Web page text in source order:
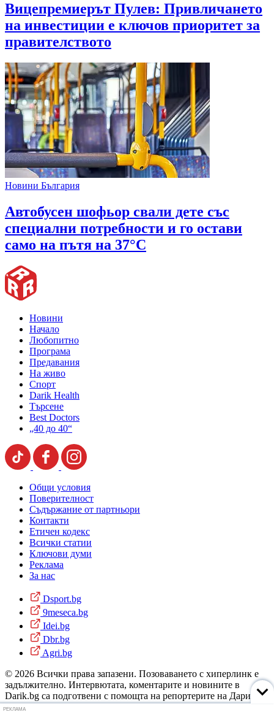
Вицепремиерът Пулев: Привличането
на инвестиции е ключов приоритет за
правителството
Новини България
Автобусен шофьор свали дете със
специални потребности и го остави
само на пътя на 37°C
Новини
Начало
Любопитно
Програма
Предавания
На живо
Спорт
Darik Health
Търсене
Best Doctors
„40 до 40“
Общи условия
Поверителност
Съдържание от партньори
Контакти
Етичен кодекс
Всички статии
Ключови думи
Реклама
За нас
Dsport.bg
9meseca.bg
Idei.bg
Dbr.bg
Agri.bg
© 2026 Всички права запазени. Позоваването с хиперлинк е
задължително. Интервютата, коментарите и новините в
Darik.bg са подготвени с помощта на репортерите на Дарик
Радио и новинарските емисии на радиото. Снимки: Дарик
РЕКЛАМА